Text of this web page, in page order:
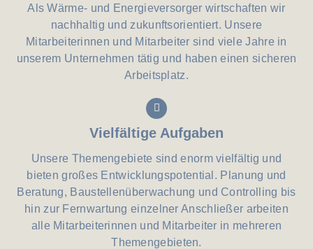
Als Wärme- und Energieversorger wirtschaften wir
nachhaltig und zukunftsorientiert. Unsere
Mitarbeiterinnen und Mitarbeiter sind viele Jahre in
unserem Unternehmen tätig und haben einen sicheren
Arbeitsplatz.
Vielfältige Aufgaben
Unsere Themengebiete sind enorm vielfältig und
bieten großes Entwicklungspotential. Planung und
Beratung, Baustellenüberwachung und Controlling bis
hin zur Fernwartung einzelner Anschließer arbeiten
alle Mitarbeiterinnen und Mitarbeiter in mehreren
Themengebieten.